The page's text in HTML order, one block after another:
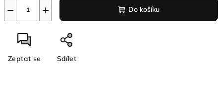
+
− Do košíku
Zeptat se Sdílet